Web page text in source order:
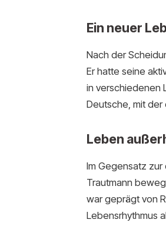
Ein neuer
Nach der
Er hatte seine
in verschiedenen
Deutsche, mit der
Leben
Im Gegensatz
Trautmann
war geprägt von
Lebensrhythmus